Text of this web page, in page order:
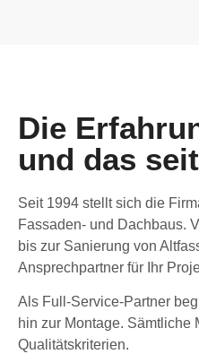
Die
und das
Seit 1994 stellt sich die
Fassaden- und Dachbaus.
bis zur Sanierung von
Ansprechpartner für Ihr
Als Full-Service-Partner
hin zur Montage. Sämtliche
Qualitätskriterien.